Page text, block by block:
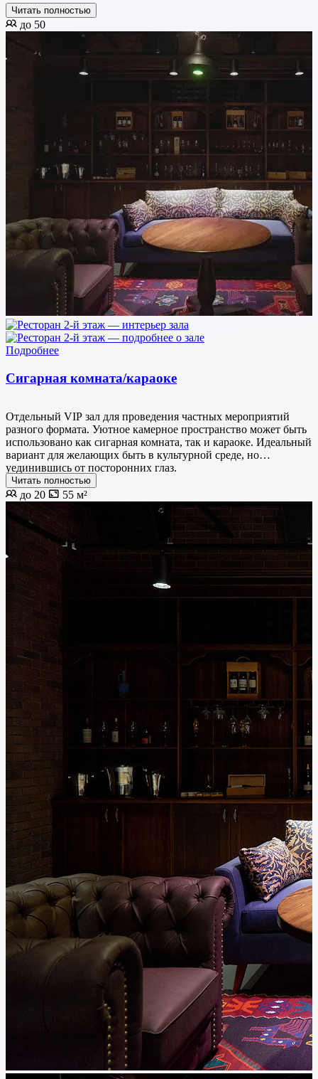
Читать полностью
до 50
Подробнее
Сигарная комната/караоке
Отдельный VIP зал для проведения частных мероприятий
разного формата. Уютное камерное пространство может быть
использовано как сигарная комната, так и караоке. Идеальный
вариант для желающих быть в культурной среде, но
уединившись от посторонних глаз.
Читать полностью
до 20 55 м²